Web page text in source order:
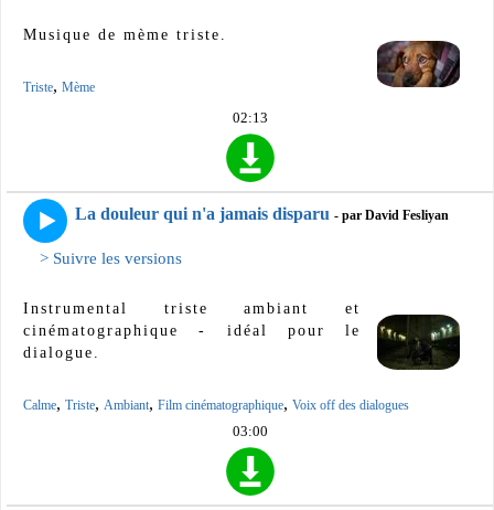
Musique de mème triste.
Triste, Mème
02:13
La douleur qui n'a jamais disparu - par David Fesliyan
> Suivre les versions
Instrumental triste ambiant et
cinématographique - idéal pour le
dialogue.
Calme, Triste, Ambiant, Film cinématographique, Voix off des dialogues
03:00